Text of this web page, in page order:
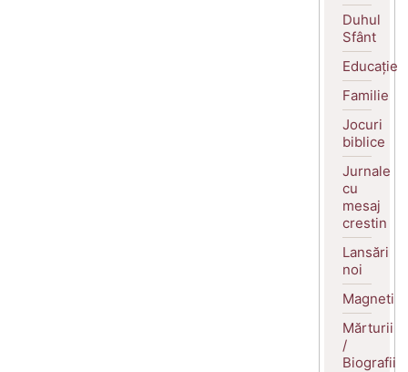
Duhul
Sfânt
Educație
Familie
Jocuri
biblice
Jurnale
cu
mesaj
crestin
Lansări
noi
Magneti
Mărturii
/
Biografii